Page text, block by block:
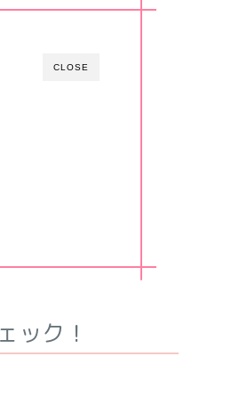
CLOSE
ック！